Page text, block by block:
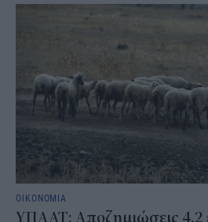
ΟΙΚΟΝΟΜΙΑ
ΥΠΑΑΤ: Αποζημιώσεις 4,2